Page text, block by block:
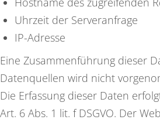
Uhrzeit der Serveranfrage
IP-Adresse
Eine Zusammenführung dieser
Datenquellen wird nicht
Die Erfassung dieser Daten
Art. 6 Abs. 1 lit. f DSGVO. Der